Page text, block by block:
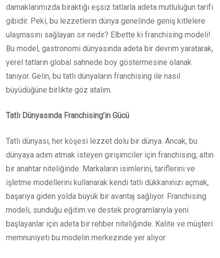
damaklarımızda bıraktığı eşsiz tatlarla adeta mutluluğun tarifi
gibidir. Peki, bu lezzetlerin dünya genelinde geniş kitlelere
ulaşmasını sağlayan sır nedir? Elbette ki franchising modeli!
Bu model, gastronomi dünyasında adeta bir devrim yaratarak,
yerel tatların global sahnede boy göstermesine olanak
tanıyor. Gelin, bu tatlı dünyaların franchising ile nasıl
büyüdüğüne birlikte göz atalım.
Tatlı Dünyasında Franchising’in Gücü
Tatlı dünyası, her köşesi lezzet dolu bir dünya. Ancak, bu
dünyaya adım atmak isteyen girişimciler için franchising, altın
bir anahtar niteliğinde. Markaların isimlerini, tariflerini ve
işletme modellerini kullanarak kendi tatlı dükkanınızı açmak,
başarıya giden yolda büyük bir avantaj sağlıyor. Franchising
modeli, sunduğu eğitim ve destek programlarıyla yeni
başlayanlar için adeta bir rehber niteliğinde. Kalite ve müşteri
memnuniyeti bu modelin merkezinde yer alıyor.